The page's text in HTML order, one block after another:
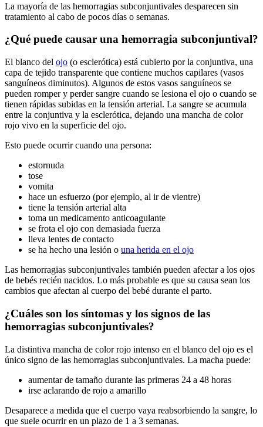
La mayoría de las hemorragias subconjuntivales desparecen sin
tratamiento al cabo de pocos días o semanas.
¿Qué puede causar una hemorragia subconjuntival?
El blanco del ojo (o esclerótica) está cubierto por la conjuntiva, una
capa de tejido transparente que contiene muchos capilares (vasos
sanguíneos diminutos). Algunos de estos vasos sanguíneos se
pueden romper y perder sangre cuando se lesiona el ojo o cuando se
tienen rápidas subidas en la tensión arterial. La sangre se acumula
entre la conjuntiva y la esclerótica, dejando una mancha de color
rojo vivo en la superficie del ojo.
Esto puede ocurrir cuando una persona:
estornuda
tose
vomita
hace un esfuerzo (por ejemplo, al ir de vientre)
tiene la tensión arterial alta
toma un medicamento anticoagulante
se frota el ojo con demasiada fuerza
lleva lentes de contacto
se ha hecho una lesión o una herida en el ojo
Las hemorragias subconjuntivales también pueden afectar a los ojos
de bebés recién nacidos. Lo más probable es que su causa sean los
cambios que afectan al cuerpo del bebé durante el parto.
¿Cuáles son los síntomas y los signos de las
hemorragias subconjuntivales?
La distintiva mancha de color rojo intenso en el blanco del ojo es el
único signo de las hemorragias subconjuntivales. La macha puede:
aumentar de tamaño durante las primeras 24 a 48 horas
irse aclarando de rojo a amarillo
Desaparece a medida que el cuerpo vaya reabsorbiendo la sangre, lo
que suele ocurrir en un plazo de 1 a 3 semanas.